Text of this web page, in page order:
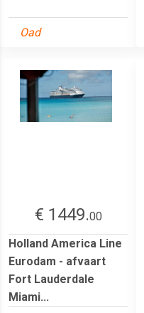
Oad
€ 1449.00
Holland America Line
Eurodam - afvaart
Fort Lauderdale
Miami...